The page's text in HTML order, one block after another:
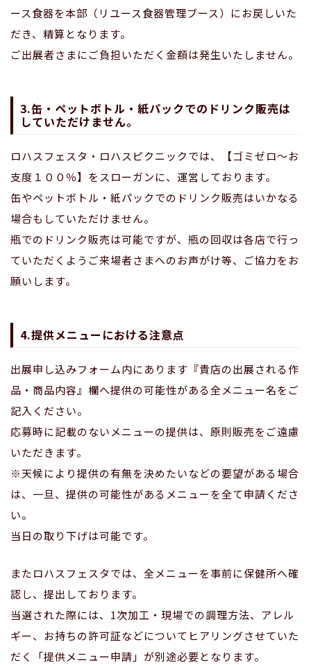
ース食器を本部（リユース食器管理ブース）にお戻しいた
だき、精算となります。
ご出展者さまにご負担いただく金額は発生いたしません。
3.缶・ペットボトル・紙パックでのドリンク販売は
していただけません。
ロハスフェスタ・ロハスピクニックでは、【ゴミゼロ～お
支度１００％】をスローガンに、運営しております。
缶やペットボトル・紙パックでのドリンク販売はいかなる
場合もしていただけません。
瓶でのドリンク販売は可能ですが、瓶の回収は各店で行っ
ていただくようご来場者さまへのお声がけ等、ご協力をお
願いします。
4.提供メニューにおける注意点
出展申し込みフォーム内にあります『貴店の出展される作
品・商品内容』欄へ提供の可能性がある全メニュー名をご
記入ください。
応募時に記載のないメニューの提供は、原則販売をご遠慮
いただきます。
※天候により提供の有無を決めたいなどの要望がある場合
は、一旦、提供の可能性があるメニューを全て申請くださ
い。
当日の取り下げは可能です。
またロハスフェスタでは、全メニューを事前に保健所へ確
認し、提出しております。
当選された際には、1次加工・現場での調理方法、アレル
ギー、お持ちの許可証などについてヒアリングさせていた
だく「提供メニュー申請」が別途必要となります。